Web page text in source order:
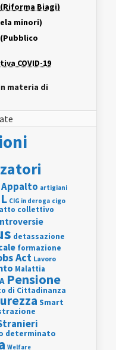
(Riforma Biagi)
minori)
(Pubblico
COVID-19
materia di
Appalto artigiani
CIG in deroga cigo
collettivo
detassazione
formazione
Act Lavoro
Malattia
Pensione
di Cittadinanza
Smart
determinato
Welfare